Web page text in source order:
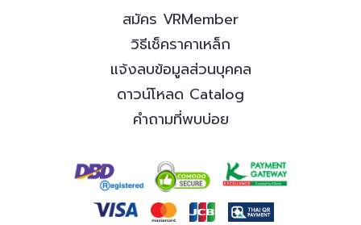
สมัคร VRMember
วิธีเช็คราคาเหล็ก
แจ้งลบข้อมูลส่วนบุคคล
ดาวน์โหลด Catalog
คำถามที่พบบ่อย